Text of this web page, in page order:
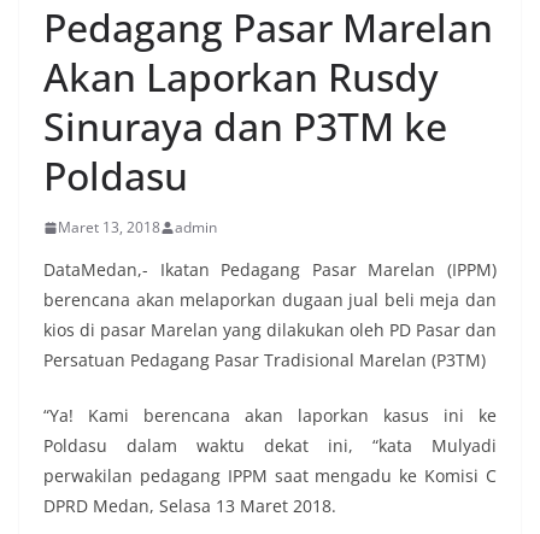
Pedagang Pasar Marelan
Akan Laporkan Rusdy
Sinuraya dan P3TM ke
Poldasu
Maret 13, 2018 admin
DataMedan,- Ikatan Pedagang Pasar Marelan (IPPM)
berencana akan melaporkan dugaan jual beli meja dan
kios di pasar Marelan yang dilakukan oleh PD Pasar dan
Persatuan Pedagang Pasar Tradisional Marelan (P3TM)
“Ya! Kami berencana akan laporkan kasus ini ke
Poldasu dalam waktu dekat ini, “kata Mulyadi
perwakilan pedagang IPPM saat mengadu ke Komisi C
DPRD Medan, Selasa 13 Maret 2018.